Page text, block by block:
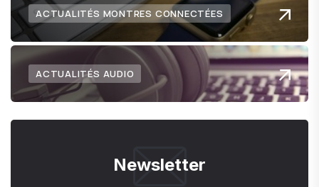
ACTUALITÉS MONTRES CONNECTÉES
ACTUALITÉS AUDIO
Newsletter